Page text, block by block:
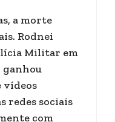
a morte
Rodnei
Militar em
ganhou
vídeos
redes sociais
com